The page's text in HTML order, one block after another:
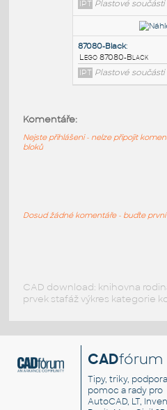
87080-DkBlue:
Lego 87080-
IPT Plastové
Lego 87080-
Lego 87080-
Komentáře:
Nejste přihlášeni - nelze připojit
bloků
Dosud žádné komentáře - buďte první
CAD download: knihovna
prvek stafáž výkres kategorie
CADfórum
Tipy, triky,
pomoc a rady pro
AutoCAD, LT,